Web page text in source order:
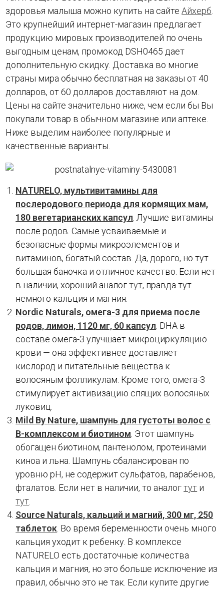
здоровья малыша можно купить на сайтеАйхерб
Это крупнейший интернет-магазин предлагает
продукцию мировых производителей по очень
выгодным ценам, промокод DSH0465 дает
дополнительную скидку. Доставка во многие
страны мира обычно бесплатная на заказы от 40
долларов, от 60 долларов доставляют на дом.
Цены на сайте значительно ниже, чем если бы Вы
покупали товар в обычном магазине или аптеке.
Ниже выделим наиболее популярные и
качественные варианты.
NATURELO, мультивитамины для
послеродового периода для кормящих мам,
180 вегетарианских капсул . Лучшие витамины
после родов. Самые усваиваемые и
безопасные формы микроэлементов и
витаминов, богатый состав. Да, дорого, но тут
большая баночка и отличное качество. Если нет
в наличии, хороший аналогтут, правда тут
немного кальция и магния.
Nordic Naturals, омега-3 для приема после
родов, лимон, 1120 мг, 60 капсул . DHA в
составе омега-3 улучшает микроциркуляцию
крови — она эффективнее доставляет
кислород и питательные вещества к
волосяным фолликулам. Кроме того, омега-3
стимулирует активизацию спящих волосяных
луковиц.
Mild By Nature, шампунь для густоты волос с
B-комплексом и биотином . Этот шампунь
обогащен биотином, пантенолом, протеинами
киноа и льна. Шампунь сбалансирован по
уровню pH, не содержит сульфатов, парабенов,
фталатов. Если нет в наличии, то аналогтут и
тут
Source Naturals, кальций и магний, 300 мг, 250
таблеток . Во время беременности очень много
кальция уходит к ребенку. В комплексе
NATURELO есть достаточные количества
кальция и магния, но это больше исключение из
правил, обычно это не так. Если купите другие